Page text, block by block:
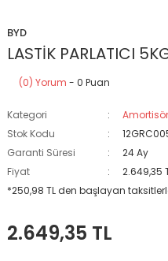
BYD
LASTİK PARLATICI
(0) Yorum - 0 Puan
Kategori
Amortisör
Stok Kodu
Garanti Süresi
24 Ay
Fiyat
2.649,35
*250,98 TL den başlayan
2.649,35 TL